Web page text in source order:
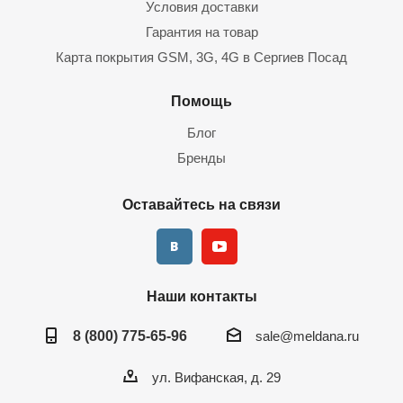
Условия доставки
Гарантия на товар
Карта покрытия GSM, 3G, 4G в Сергиев Посад
Помощь
Блог
Бренды
Оставайтесь на связи
Наши контакты
8 (800) 775-65-96 sale@meldana.ru
ул. Вифанская, д. 29